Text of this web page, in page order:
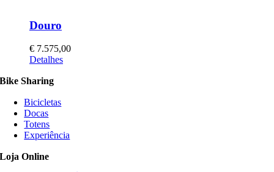
Douro
€ 7.575,00
This
has
variants.
The
options
may
chosen
Detalhes
Bike Sharing
Bicicletas
Docas
Totens
Experiência
Loja Online